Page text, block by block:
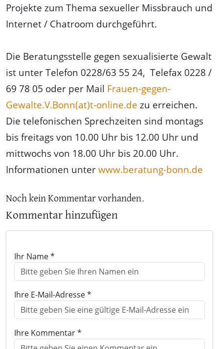
Projekte zum Thema sexueller Missbrauch und
Internet / Chatroom durchgeführt.
Die Beratungsstelle gegen sexualisierte Gewalt
ist unter Telefon 0228/63 55 24, Telefax 0228 /
69 78 05 oder per Mail Frauen-gegen-
Gewalte.V.Bonn(at)t-online.de zu erreichen.
Die telefonischen Sprechzeiten sind montags
bis freitags von 10.00 Uhr bis 12.00 Uhr und
mittwochs von 18.00 Uhr bis 20.00 Uhr.
Informationen unterwww.beratung-bonn.de
Noch kein Kommentar vorhanden.
Kommentar hinzufügen
Ihr Name *
Ihre E-Mail-Adresse *
Ihre Kommentar *